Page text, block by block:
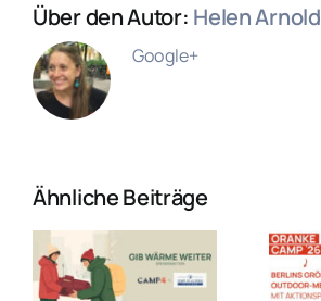
Über den Autor: Helen Arnold
Google+
Ähnliche Beiträge